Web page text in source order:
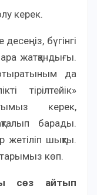
керек.
десеңіз, бүгінгі
жатқандығы.
да
тірілтейік»
керек,
барады.
жетіліп шықты.
көп.
сөз айтып